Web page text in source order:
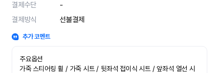
결제수단
-
결제방식
선불결제
추가 코멘트
주요옵션
가죽 스티어링 휠 / 가죽 시트 / 뒷좌석 접이식 시트 / 앞좌석 열선 시